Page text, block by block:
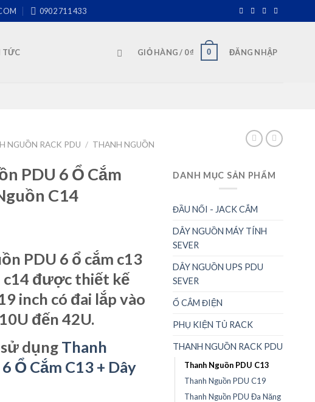
0902 711 433
TỨC GIỎ HÀNG / 0₫ 0 ĐĂNG NHẬP
NGUỒN RACK PDU / THANH NGUỒN
PDU 6 Ổ Cắm
C14
PDU 6 ổ cắm c13
c14 được thiết kế
inch có đai lắp vào
đến 42U.
dụng Thanh
Ổ Cắm C13 + Dây
DANH MỤC SẢN PHẨM
ĐẦU NỐI - JACK CẮM
DÂY NGUỒN MÁY TÍNH
SEVER
DÂY NGUỒN UPS PDU
SEVER
Ổ CẮM ĐIỆN
PHỤ KIỆN TỦ RACK
THANH NGUỒN RACK PDU
Thanh Nguồn PDU C13
Thanh Nguồn PDU C19
Thanh Nguồn PDU Đa Năng